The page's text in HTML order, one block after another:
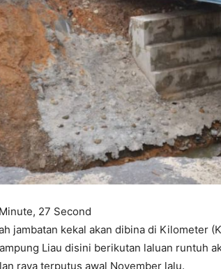
27 Second
jambatan kekal akan dibina di Kilometer
Liau disini berikutan laluan runtuh
raya terputus awal November lalu.